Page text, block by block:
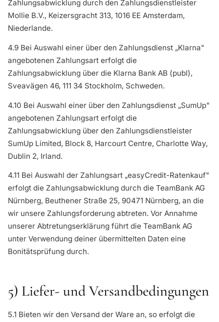
Zahlungsabwicklung durch den Zahlungsdienstleister
Mollie B.V., Keizersgracht 313, 1016 EE Amsterdam,
Niederlande.
4.9 Bei Auswahl einer über den Zahlungsdienst „Klarna"
angebotenen Zahlungsart erfolgt die
Zahlungsabwicklung über die Klarna Bank AB (publ),
Sveavägen 46, 111 34 Stockholm, Schweden.
4.10 Bei Auswahl einer über den Zahlungsdienst „SumUp"
angebotenen Zahlungsart erfolgt die
Zahlungsabwicklung über den Zahlungsdienstleister
SumUp Limited, Block 8, Harcourt Centre, Charlotte Way,
Dublin 2, Irland.
4.11 Bei Auswahl der Zahlungsart „easyCredit-Ratenkauf"
erfolgt die Zahlungsabwicklung durch die TeamBank AG
Nürnberg, Beuthener Straße 25, 90471 Nürnberg, an die
wir unsere Zahlungsforderung abtreten. Vor Annahme
unserer Abtretungserklärung führt die TeamBank AG
unter Verwendung deiner übermittelten Daten eine
Bonitätsprüfung durch.
5) Liefer- und Versandbedingungen
5.1 Bieten wir den Versand der Ware an, so erfolgt die